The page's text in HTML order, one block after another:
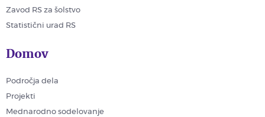
Zavod RS za šolstvo
Statistični urad RS
Domov
Področja dela
Projekti
Mednarodno sodelovanje